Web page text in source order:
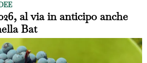
al via in anticipo anche
Bat